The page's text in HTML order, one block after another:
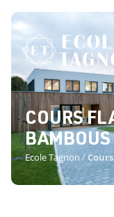
COURS
BAMBOUS
Ecole Tagnon /